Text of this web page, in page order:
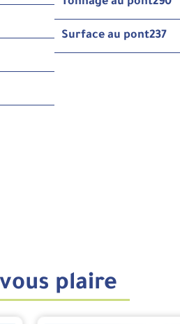
Surface au pont237
plaire